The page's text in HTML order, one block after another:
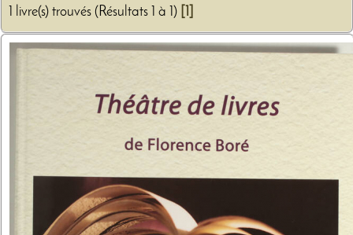
1 livre(s) trouvés (Résultats 1 à 1)